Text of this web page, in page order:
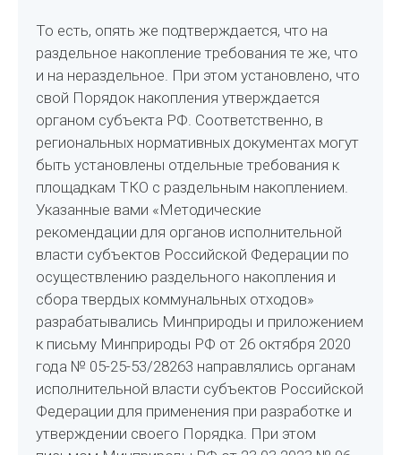
То есть, опять же подтверждается, что на
раздельное накопление требования те же, что
и на нераздельное. При этом установлено, что
свой Порядок накопления утверждается
органом субъекта РФ. Соответственно, в
региональных нормативных документах могут
быть установлены отдельные требования к
площадкам ТКО с раздельным накоплением.
Указанные вами «Методические
рекомендации для органов исполнительной
власти субъектов Российской Федерации по
осуществлению раздельного накопления и
сбора твердых коммунальных отходов»
разрабатывались Минприроды и приложением
к письму Минприроды РФ от 26 октября 2020
года № 05-25-53/28263 направлялись органам
исполнительной власти субъектов Российской
Федерации для применения при разработке и
утверждении своего Порядка. При этом